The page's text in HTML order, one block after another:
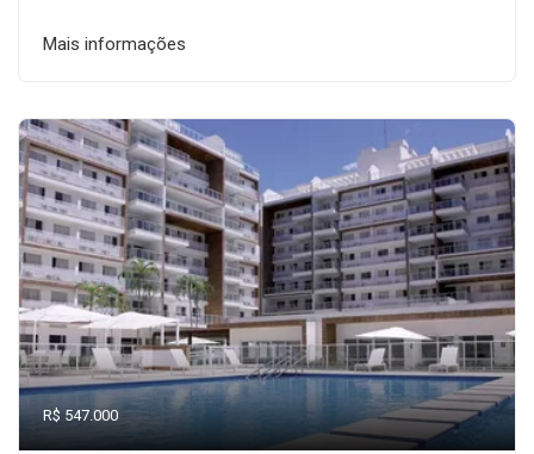
Mais informações
R$ 547.000